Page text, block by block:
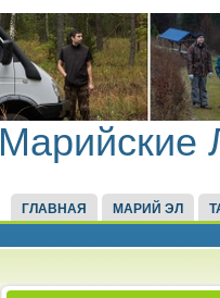
Марийские
ГЛАВНАЯ МАРИЙ ЭЛ